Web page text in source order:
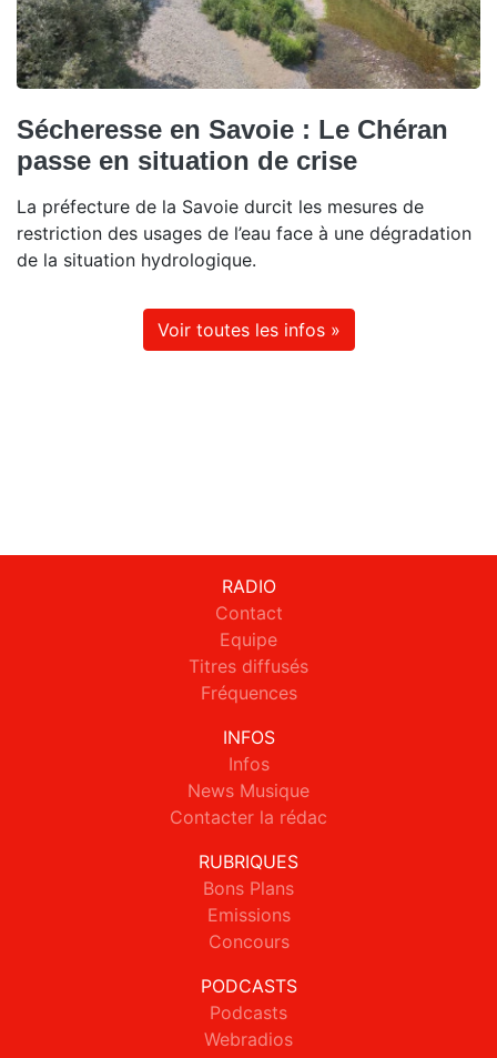
Sécheresse en Savoie : Le Chéran
passe en situation de crise
La préfecture de la Savoie durcit les mesures de
restriction des usages de l’eau face à une dégradation
de la situation hydrologique.
Voir toutes les infos »
RADIO
Contact
Equipe
Titres diffusés
Fréquences
INFOS
Infos
News Musique
Contacter la rédac
RUBRIQUES
Bons Plans
Emissions
Concours
PODCASTS
Podcasts
Webradios